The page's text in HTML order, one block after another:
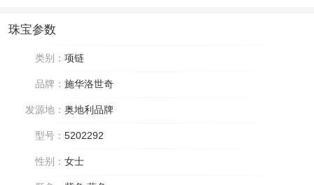
珠宝参数
类别： 项链
品牌： 施华洛世奇
发源地： 奥地利品牌
型号： 5202292
性别： 女士